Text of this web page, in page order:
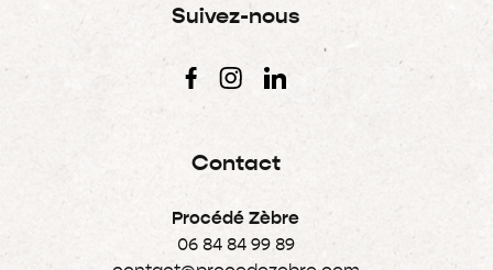
Suivez-nous
Contact
Procédé Zèbre
06 84 84 99 89